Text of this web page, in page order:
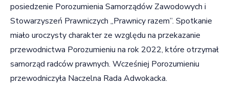
posiedzenie Porozumienia Samorządów Zawodowych i
Stowarzyszeń Prawniczych „Prawnicy razem”. Spotkanie
miało uroczysty charakter ze względu na przekazanie
przewodnictwa Porozumieniu na rok 2022, które otrzymał
samorząd radców prawnych. Wcześniej Porozumieniu
przewodniczyła Naczelna Rada Adwokacka.